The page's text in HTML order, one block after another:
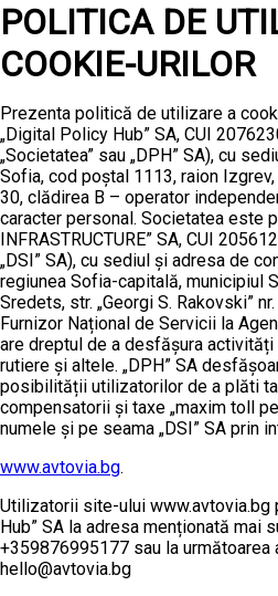
POLITICA DE
COOKIE-URILOR
Prezenta politică de utilizare a
„Digital Policy Hub” SA, CUI
„Societatea” sau „DPH” SA), cu
Sofia, cod poștal 1113, raion Izgrev,
30, clădirea B – operator
caracter personal. Societatea este
INFRASTRUCTURE” SA, CUI
„DSI” SA), cu sediul și adresa de
regiunea Sofia-capitală, municipiul
Sredets, str. „Georgi S. Rakovski”
Furnizor Național de Servicii la
are dreptul de a desfășura
rutiere și altele. „DPH” SA
posibilității utilizatorilor de a plăti
compensatorii și taxe „maxim toll
numele și pe seama „DSI” SA prin
www.avtovia.bg.
Utilizatorii site-ului www.avtovia.bg
Hub” SA la adresa menționată mai
+359876995177 sau la următoarea
hello@avtovia.bg